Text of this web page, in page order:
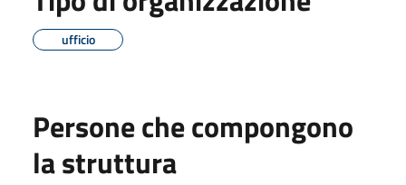
ufficio
Persone che compongono
la struttura